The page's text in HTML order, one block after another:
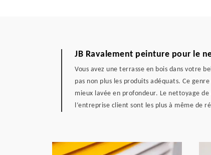
JB Ravalement peinture pour le
Vous avez une terrasse en bois dans votre
pas non plus les produits adéquats. Ce
mieux lavée en profondeur. Le nettoyage
l‘entreprise client sont les plus à même de